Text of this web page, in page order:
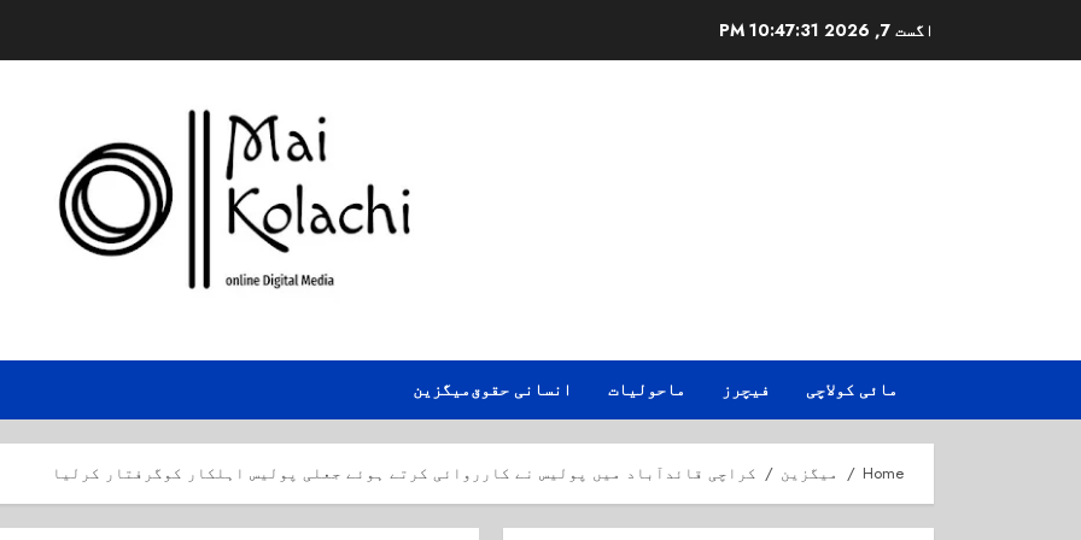
اگست 7, 2026 10:47:32 PM
مائی کولاچی فیچرز ماحولیات انسانی حقوقمیگزین
Home میگزین کراچی قائدآباد میں پولیس نے کارروائی کرتے ہوئے جعلی پولیس اہلکار کوگرفتار کرلیا